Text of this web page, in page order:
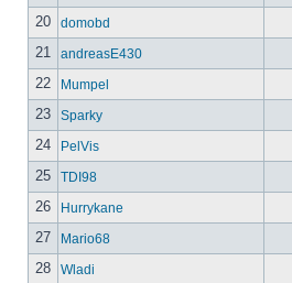
20 domobd
21 andreasE430
22 Mumpel
23 Sparky
24 PelVis
25 TDI98
26 Hurrykane
27 Mario68
28 Wladi